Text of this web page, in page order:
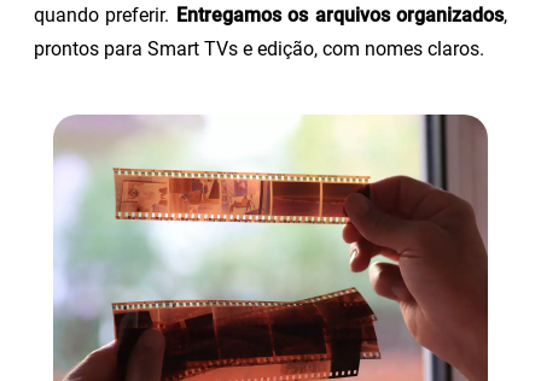
quando preferir. Entregamos os arquivos organizados,
prontos para Smart TVs e edição, com nomes claros.